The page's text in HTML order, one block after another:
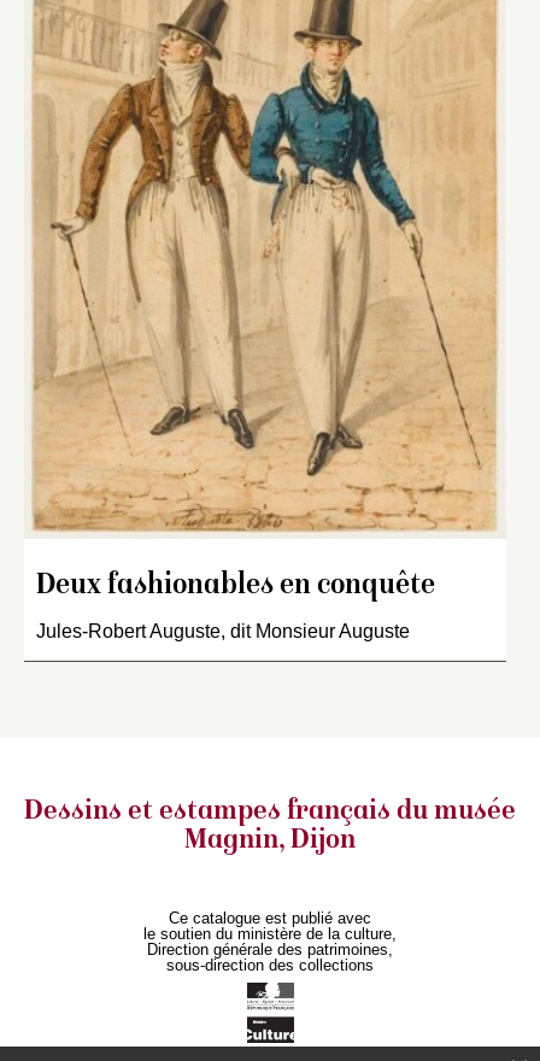
Deux fashionables en conquête
Jules-Robert Auguste, dit Monsieur Auguste
Dessins et estampes français du musée
Magnin, Dijon
Ce catalogue est publié avec
le soutien du ministère de la culture,
Direction générale des patrimoines,
sous-direction des collections